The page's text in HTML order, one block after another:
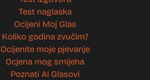
Test naglaska
Ocijeni Moj Glas
Koliko godina zvučim?
Ocijenite moje pjevanje
Ocjena mog smijeha
Poznati AI Glasovi